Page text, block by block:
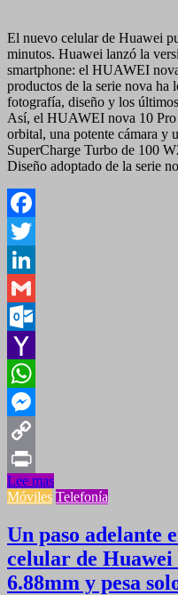
El nuevo celular de Huawei
minutos. Huawei lanzó la
smartphone: el HUAWEI
productos de la serie nova ha
fotografía, diseño y los
Así, el HUAWEI nova 10 Pro
orbital, una potente cámara
SuperCharge Turbo de 100
Diseño adoptado de la serie
Facebook
Twitter
LinkedIn
Gmail
Outlook.com
Yahoo
Mail
WhatsApp
Messenger
Copy
Link
Print
Lee mas
Móviles Telefonía
Un paso adelante
celular de
6.88mm y pesa